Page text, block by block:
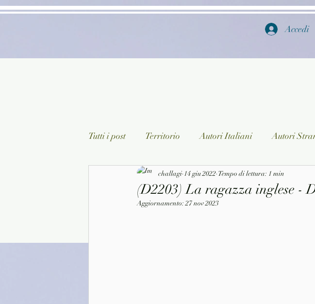
Accedi
Tutti i post Territorio Autori Italiani Autori
Classici lett. italiana Saggistica Ragazzi
(D2203) La ragazza inglese -
challagi 14 giu 2022 Tempo di lettura: 1 min
Aggiornamento:27 nov 2023